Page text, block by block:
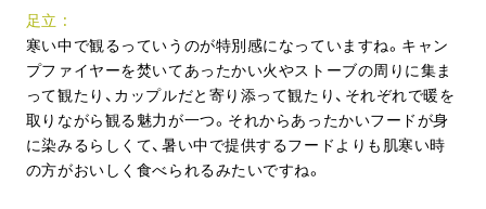
足立
寒い中で観るっていうのが特別感になっていますね。キャン
プファイヤーを焚いてあったかい火やストーブの周りに集ま
って観たり、カップルだと寄り添って観たり、それぞれで暖を
取りながら観る魅力が一つ。それからあったかいフードが身
に染みるらしくて、暑い中で提供するフードよりも肌寒い時
の方がおいしく食べられるみたいですね。